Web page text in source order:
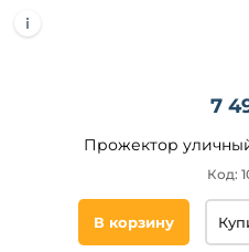
7
Прожектор
Код:
В корзину